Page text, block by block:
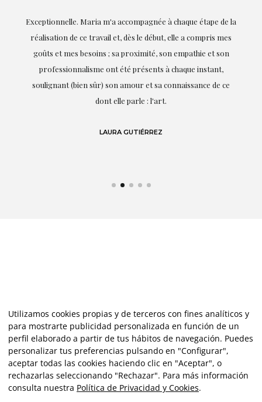
Exceptionnelle. Maria m'a accompagnée à chaque étape de la
réalisation de ce travail et, dès le début, elle a compris mes
goûts et mes besoins ; sa proximité, son empathie et son
professionnalisme ont été présents à chaque instant,
soulignant (bien sûr) son amour et sa connaissance de ce
dont elle parle : l'art.
LAURA GUTIÉRREZ
Utilizamos cookies propias y de terceros con fines analíticos y
para mostrarte publicidad personalizada en función de un
perfil elaborado a partir de tus hábitos de navegación. Puedes
personalizar tus preferencias pulsando en "Configurar",
aceptar todas las cookies haciendo clic en "Aceptar", o
rechazarlas seleccionando "Rechazar". Para más información
consulta nuestra Política de Privacidad y Cookies.